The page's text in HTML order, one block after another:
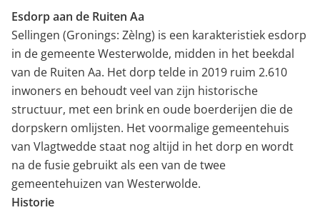
Minimaal aantal kamers
Esdorp aan de Ruiten Aa
Sellingen (Gronings: Zèlng) is een karakteristiek esdorp
in de gemeente Westerwolde, midden in het beekdal
van de Ruiten Aa. Het dorp telde in 2019 ruim 2.610
inwoners en behoudt veel van zijn historische
structuur, met een brink en oude boerderijen die de
dorpskern omlijsten. Het voormalige gemeentehuis
van Vlagtwedde staat nog altijd in het dorp en wordt
na de fusie gebruikt als een van de twee
gemeentehuizen van Westerwolde.
Historie